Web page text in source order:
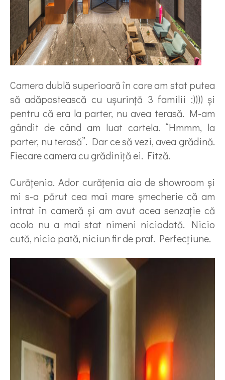
Camera dublă superioară în care am stat putea
să adăpostească cu uşurinţă 3 familii :)))) şi
pentru că era la parter, nu avea terasă. M-am
gândit de când am luat cartela. “Hmmm, la
parter, nu terasă”. Dar ce să vezi, avea grădină.
Fiecare camera cu grădiniţă ei. Fitză.
Curăţenia. Ador curăţenia aia de showroom şi
mi s-a părut cea mai mare şmecherie că am
intrat în cameră şi am avut acea senzaţie că
acolo nu a mai stat nimeni niciodată. Nicio
cută, nicio pată, niciun fir de praf. Perfecţiune.